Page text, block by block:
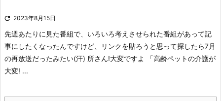
 2023年8月15日
先週あたりに見た番組で、いろいろ考えさせられた番組があって記
事にしたくなったんですけど、リンクを貼ろうと思って探したら7月
の再放送だったみたい(汗) 所さん!大変ですよ 「高齢ペットの介護が
大変! ...